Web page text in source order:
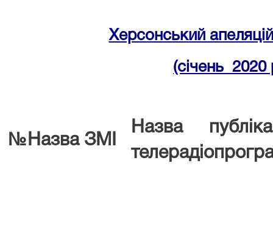
Херсонський
(січень 2020
№ Назва ЗМІ
Назва